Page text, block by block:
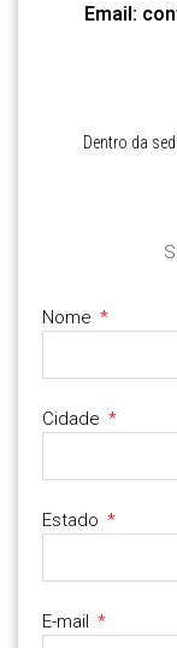
Email:
Dentro da
Nome
Cidade
Estado
E-mail